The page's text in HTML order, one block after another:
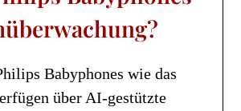
Babyphones wie das
über AI-gestützte